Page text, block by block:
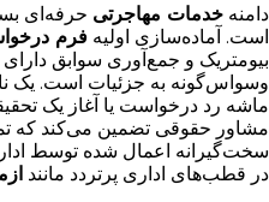
دامنه خدمات مهاجرتی حرفه‌ای
است. آماده‌سازی اولیه فرم
بیومتریک و جمع‌آوری سوابق دارای
وسواس‌گونه به جزئیات است. یک
ماشه رد درخواست یا آغاز یک
مشاور حقوقی تضمین می‌کند که
سخت‌گیرانه اعمال شده توسط
در قطب‌های اداری پرتردد مانند